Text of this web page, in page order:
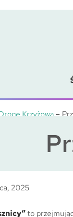
Krzyżową–
2025
to